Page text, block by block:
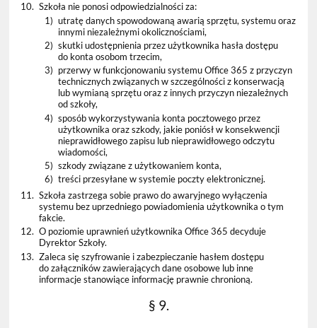
10. Szkoła nie ponosi odpowiedzialności za:
1) utratę danych spowodowaną awarią sprzętu, systemu oraz
innymi niezależnymi okolicznościami,
2) skutki udostępnienia przez użytkownika hasła dostępu
do konta osobom trzecim,
3) przerwy w funkcjonowaniu systemu Office 365 z przyczyn
technicznych związanych w szczególności z konserwacją
lub wymianą sprzętu oraz z innych przyczyn niezależnych
od szkoły,
4) sposób wykorzystywania konta pocztowego przez
użytkownika oraz szkody, jakie poniósł w konsekwencji
nieprawidłowego zapisu lub nieprawidłowego odczytu
wiadomości,
5) szkody związane z użytkowaniem konta,
6) treści przesyłane w systemie poczty elektronicznej.
11. Szkoła zastrzega sobie prawo do awaryjnego wyłączenia
systemu bez uprzedniego powiadomienia użytkownika o tym
fakcie.
12. O poziomie uprawnień użytkownika Office 365 decyduje
Dyrektor Szkoły.
13. Zaleca się szyfrowanie i zabezpieczanie hasłem dostępu
do załączników zawierających dane osobowe lub inne
informacje stanowiące informację prawnie chronioną.
§ 9.